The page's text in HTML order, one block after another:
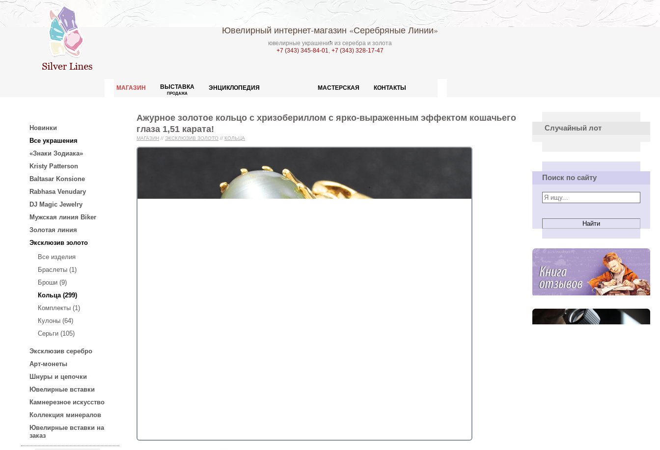
Ювелирный интернет-магазин «Серебряные Линии»
ювелирные украшения из серебра и золота
+7 (343) 345-84-01, +7 (343) 328-17-47
МАГАЗИН ВЫСТАВКА
ПРОДАЖА
ЭНЦИКЛОПЕДИЯ МАСТЕРСКАЯ КОНТАКТЫ
Новинки
Все украшения
«Знаки Зодиака»
Kristy Patterson
Baltasar Konsione
Rabhasa Venudary
DJ Magic Jewelry
Мужская линия Biker
Золотая линия
Эксклюзив золото
Все изделия
Браслеты (1)
Броши (9)
Кольца (299)
Комплекты (1)
Кулоны (64)
Серьги (105)
Эксклюзив серебро
Арт-монеты
Шнуры и цепочки
Ювелирные вставки
Камнерезное искусство
Коллекция минералов
Ювелирные вставки на
заказ
Ажурное золотое кольцо с хризобериллом с ярко-выраженным эффектом кошачьего
глаза 1,51 карата!
МАГАЗИН // ЭКСКЛЮЗИВ ЗОЛОТО // КОЛЬЦА
Случайный лот
Поиск по сайту